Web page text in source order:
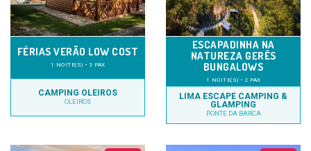
FÉRIAS VERÃO LOW COST
1 NOITE(S) • 2 PAX
CAMPING OLEIROS
OLEIROS
ESCAPADINHA NA
NATUREZA GERÊS
BUNGALOWS
1 NOITE(S) • 2 PAX
LIMA ESCAPE CAMPING &
GLAMPING
PONTE DA BARCA